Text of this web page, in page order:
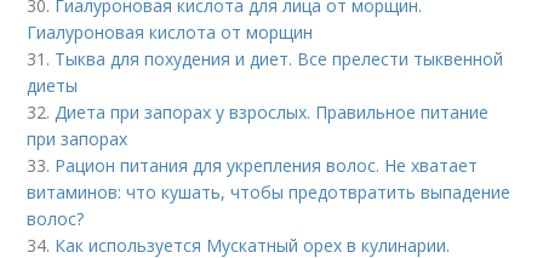
30. Гиалуроновая кислота для лица от морщин.
Гиалуроновая кислота от морщин
31. Тыква для похудения и диет. Все прелести тыквенной
диеты
32. Диета при запорах у взрослых. Правильное питание
при запорах
33. Рацион питания для укрепления волос. Не хватает
витаминов: что кушать, чтобы предотвратить выпадение
волос?
34. Как используется Мускатный орех в кулинарии.